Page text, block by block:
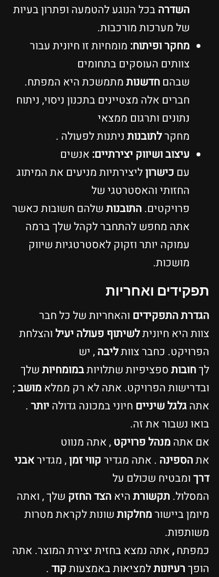
השדרהבכל הנוגע להטמעה ופתרון בעיות
של מערכות מורכבות.
מחקר ופיתוח:מומחיות זו חיונית עבור
צוותים העוסקים בתחומים
שבהםחדשנותמתמשכת היא המפתח.
חברים אלה מצטיינים בתכנון ניסוי, ניתוח
נתונים ותרגום ממצאי
מחקרלתובנותניתנות לפעולה .
עיצוב ושיווק יצירתיים:אנשים
עםכישרוןליצירתיות מניעים את המיתוג
החזותי והאסטרטגי של
פרויקטים.התובנותשלהם חשובות כאשר
אתה מחפש להתחבר לקהל שלך ברמה
עמוקה יותר וזקוק לאסטרטגיות שיווק
מושכות.
ואחריות
התפקידיםוהאחריות של כל חבר
היא חיוניתלשיתוף פעולהיעילוהצלחת
כחבר צוותליבה, יש
חובותספציפיות שתלויותבמומחיותשלך
הפרויקט. אתה לא רק ממלאמושב;
גלגל שינייםחיוני במכונה גדולהיותר.
נשבור את זה.
אתהמנהל פרויקט, אתה מנווט
הספינה. אתה מגדירקווי זמן, מגדיראבני
ומבטיח שכולם על
תקשורתהיאהצד החזקשלך , ואתה
ביישורמחלקותשונות לקראת מטרות
,אתה נמצא בחזית יצירת המוצר. אתה
רעיונותלמציאות באמצעותקוד.